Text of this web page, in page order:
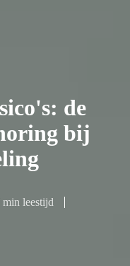
de
bij
min leestijd